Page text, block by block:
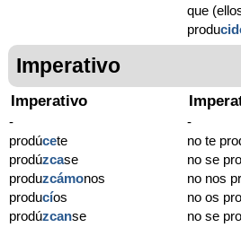
que
produ
Imperativo
Imperativo
-
prodúcete
prodúzcase
produzcámonos
producíos
prodúzcanse
-
no te
no se
no nos
no os
no se